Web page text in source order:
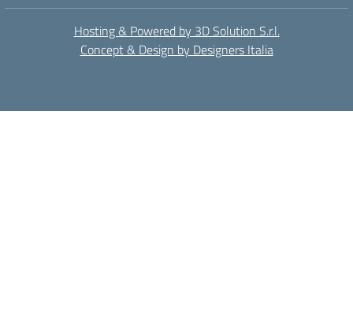
Hosting & Powered by 3D Solution S.r.l.
Concept & Design by Designers Italia